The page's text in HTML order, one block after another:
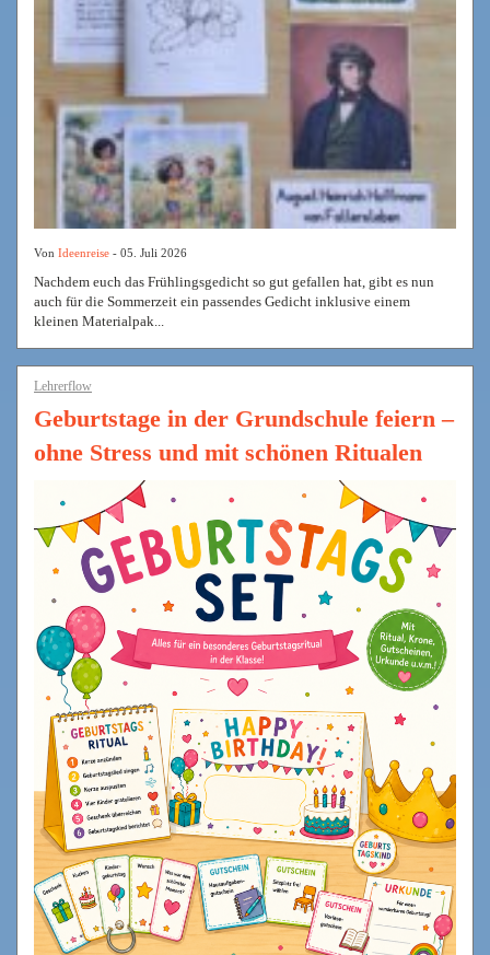
Von Ideenreise - 05. Juli 2026
Nachdem euch das Frühlingsgedicht so gut gefallen hat, gibt es nun
auch für die Sommerzeit ein passendes Gedicht inklusive einem
kleinen Materialpak...
Lehrerflow
Geburtstage in der Grundschule feiern –
ohne Stress und mit schönen Ritualen